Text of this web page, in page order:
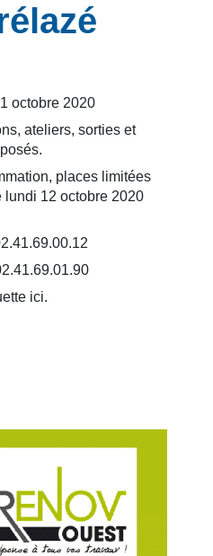
octobre 2020
ateliers, sorties et
places limitées
lundi 12 octobre 2020
ici.